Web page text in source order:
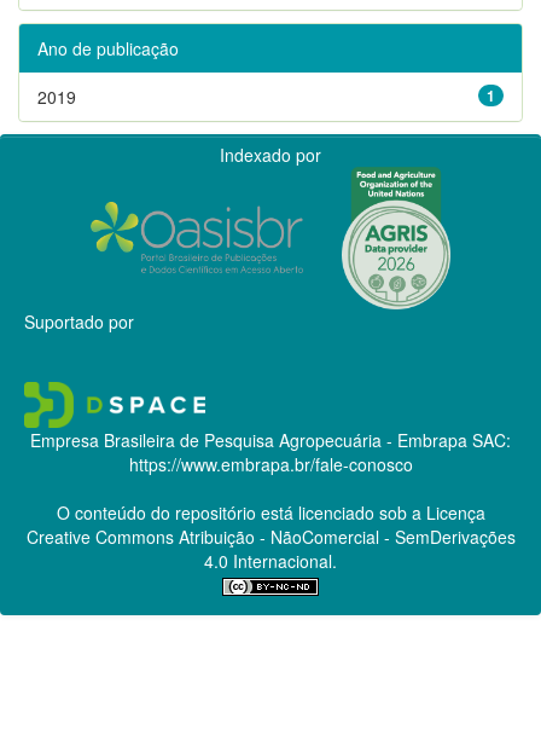
Ano de publicação
1
2019
Indexado por
Suportado por
Empresa Brasileira de Pesquisa Agropecuária - Embrapa SAC:
https://www.embrapa.br/fale-conosco
O conteúdo do repositório está licenciado sob a Licença
Creative CommonsAtribuição - NãoComercial - SemDerivações
4.0 Internacional.